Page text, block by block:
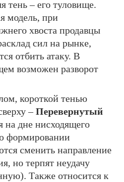
тень – его туловище.
модель, при
хвоста продавцы
сил на рынке,
отбить атаку. В
возможен разворот
короткой тенью
–Перевернутый
на дне нисходящего
формировании
сменить направление
но терпят неудачу
Также относится к